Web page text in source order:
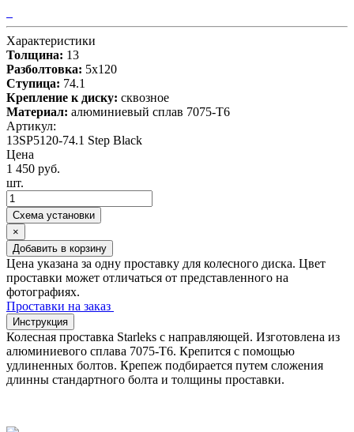
Характеристики
Толщина: 13
Разболтовка: 5x120
Ступица: 74.1
Крепление к диску: сквозное
Материал: алюминиевый сплав 7075-T6
Артикул:
13SP5120-74.1 Step Black
Цена
1 450 руб.
шт.
Схема установки
×
Добавить в корзину
Цена указана за одну проставку для колесного диска. Цвет
проставки может отличаться от представленного на
фотографиях.
Проставки на заказ
Инструкция
Колесная проставка Starleks с направляющей. Изготовлена из
алюминиевого сплава 7075-T6. Крепится с помощью
удлиненных болтов. Крепеж подбирается путем сложения
длинны стандартного болта и толщины проставки.